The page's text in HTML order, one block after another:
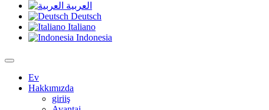
العربية
Deutsch
Italiano
Indonesia
Ev
Hakkımızda
giriiş